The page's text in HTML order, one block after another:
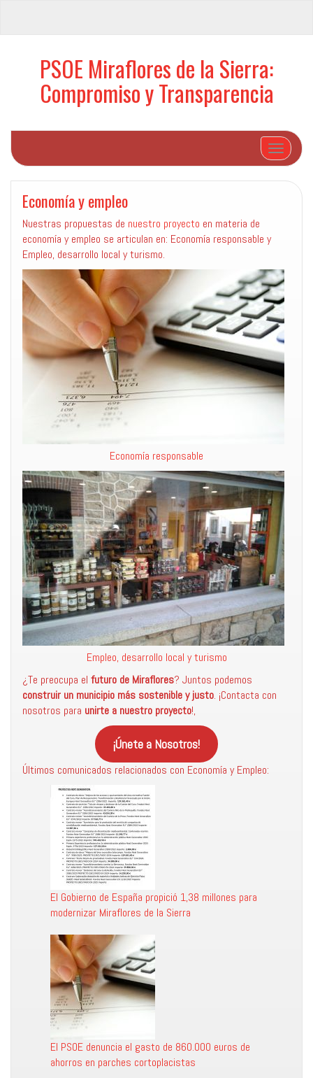
PSOE Miraflores de la Sierra:
Compromiso y Transparencia
Cambiar
Economía y empleo
Nuestras propuestas de nuestro proyecto en materia de
economía y empleo se articulan en: Economía responsable y
Empleo, desarrollo local y turismo.
Economía responsable
Empleo, desarrollo local y turismo
¿Te preocupa el futuro de Miraflores? Juntos podemos
construir un municipio más sostenibley justo. ¡Contacta con
nosotros para unirte a nuestro proyecto!,
¡Únete a Nosotros!
Últimos comunicados relacionados con Economía y Empleo:
El Gobierno de España propició 1,38 millones para
modernizar Miraflores de la Sierra
El PSOE denuncia el gasto de 860.000 euros de
ahorros en parches cortoplacistas